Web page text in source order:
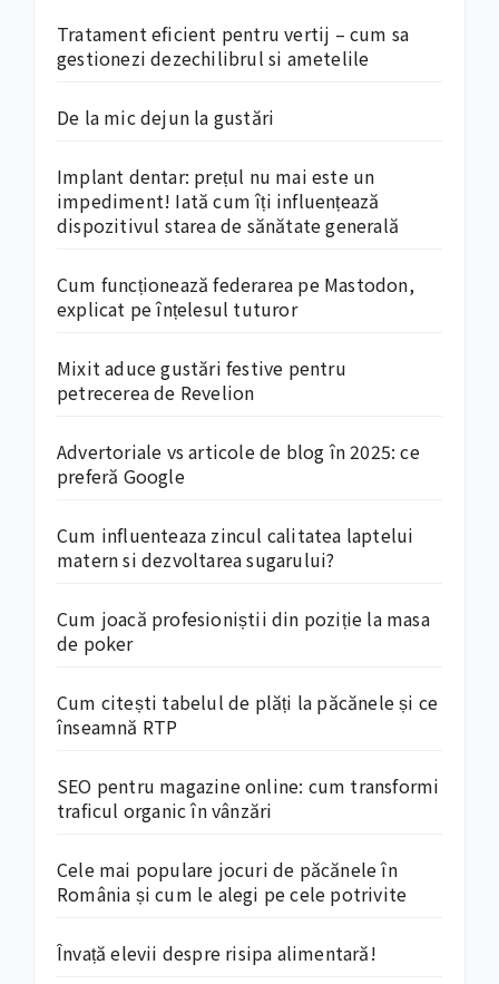
Tratament eficient pentru vertij – cum sa
gestionezi dezechilibrul si ametelile
De la mic dejun la gustări
Implant dentar: prețul nu mai este un
impediment! Iată cum îți influențează
dispozitivul starea de sănătate generală
Cum funcționează federarea pe Mastodon,
explicat pe înțelesul tuturor
Mixit aduce gustări festive pentru
petrecerea de Revelion
Advertoriale vs articole de blog în 2025: ce
preferă Google
Cum influenteaza zincul calitatea laptelui
matern si dezvoltarea sugarului?
Cum joacă profesioniștii din poziție la masa
de poker
Cum citești tabelul de plăți la păcănele și ce
înseamnă RTP
SEO pentru magazine online: cum transformi
traficul organic în vânzări
Cele mai populare jocuri de păcănele în
România și cum le alegi pe cele potrivite
Învață elevii despre risipa alimentară!